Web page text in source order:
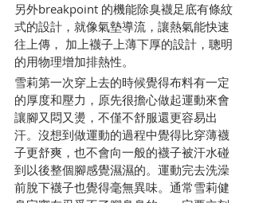
另外breakpoint 的機能除臭襪足底有條紋
式的設計，就像氣墊導流，讓熱氣能快速
往上傳， 加上襪子上薄下厚的設計，聰明
的用物理增加排熱性。
雪莉第一次穿上去的時候覺得布料有一定
的厚度和壓力，原先很擔心做起運動來會
讓腳又悶又燙，不僅不舒服還更容易出
汗。沒想到做運動的過程中覺得比穿薄襪
子更舒爽，也不會向一般的襪子被汗水碰
到以後整個腳感覺濕濕的。運動完去洗澡
前脫下襪子也覺得毫無異味。通常雪莉健